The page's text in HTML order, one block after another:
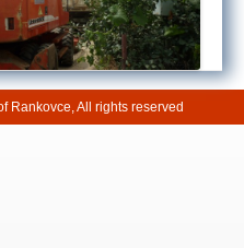
Rankovce, All rights reserved